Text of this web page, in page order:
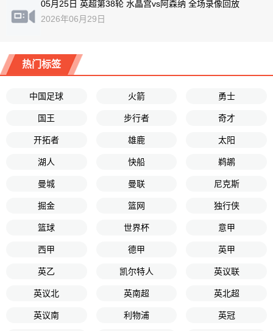
05月25日 英超第38轮 水晶宫vs阿森纳 全场录像回放
2026年06月29日
热门标签
中国足球 火箭 勇士
国王 步行者 奇才
开拓者 雄鹿 太阳
湖人 快船 鹈鹕
曼城 曼联 尼克斯
掘金 篮网 独行侠
篮球 世界杯 意甲
西甲 德甲 英甲
英乙 凯尔特人 英议联
英议北 英南超 英北超
英议南 利物浦 英冠